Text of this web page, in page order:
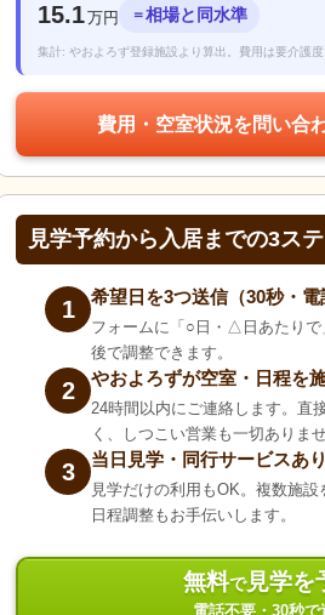
15.1万円 ＝相場と同水準
集計: やおよろず登録施設より算出。費用は要介護
費用・空室状況を問い合
見学予約から入居までの3ス
1 希望日を3つ送信（30秒・電
フォームに「○日・△日あたり
後で調整できます。
2 やおよろずが空室・日程を
24時間以内にご連絡します。直
く、しつこい営業も一切ありませ
3 当日見学・同行サービスあり
見学だけの利用もOK。複数施
日程調整もお手伝いします。
無料で見学を
電話不要・30秒で